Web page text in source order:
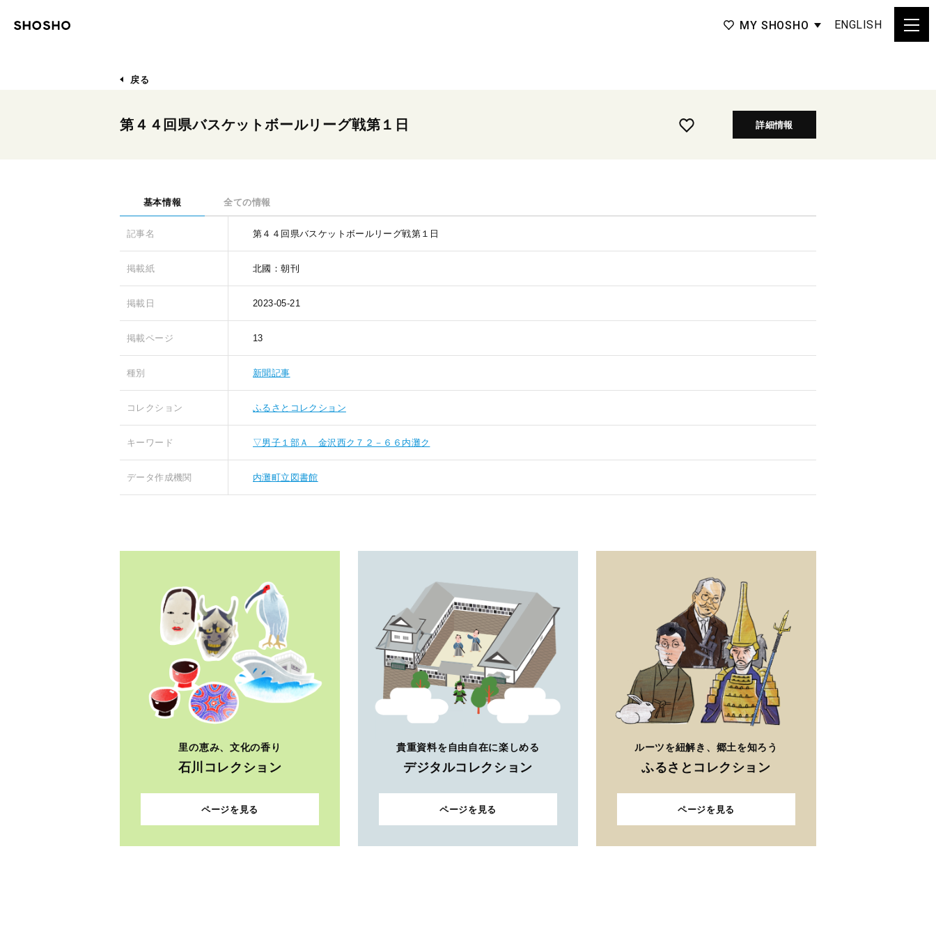
MY SHOSHO ENGLISH
戻る
第４４回県バスケットボールリーグ戦第１日 詳細情報
基本情報 全ての情報
記事名 第４４回県バスケットボールリーグ戦第１日
掲載紙 北國：朝刊
掲載日 2023-05-21
掲載ページ 13
種別 新聞記事
コレクション ふるさとコレクション
キーワード ▽男子１部Ａ 金沢西ク７２－６６内灘ク
データ作成機関 内灘町立図書館
里の恵み、文化の香り
石川コレクション
ページを見る
貴重資料を自由自在に楽しめる
デジタルコレクション
ページを見る
ルーツを紐解き、郷土を知ろう
ふるさとコレクション
ページを見る